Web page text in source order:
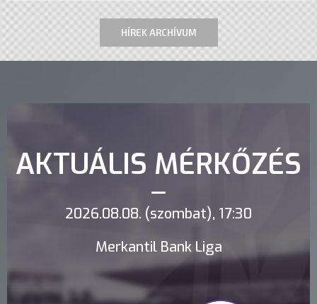
HÍREK ARCHÍVUM
AKTUÁLIS MÉRKŐZÉS
2026.08.08. (szombat), 17:30
Merkantil Bank Liga